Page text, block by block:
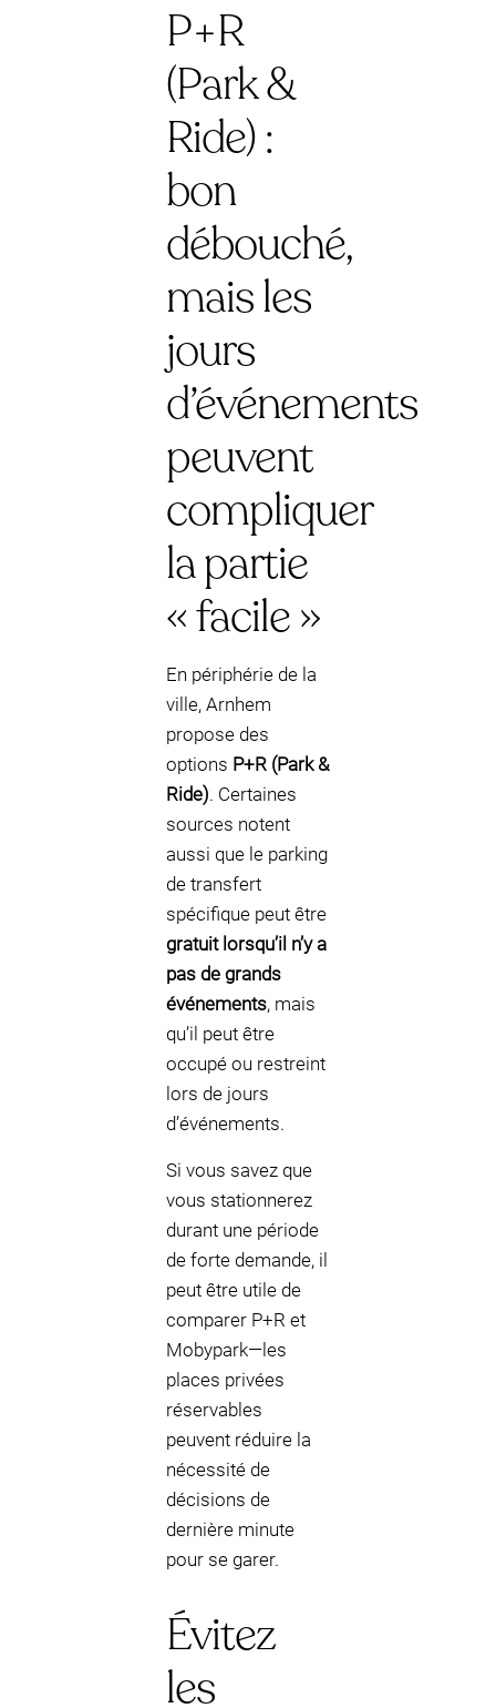
P+R
(Park &
Ride) :
bon
débouché,
mais les
jours
d’événements
peuvent
compliquer
la partie
« facile »
En périphérie de la
ville, Arnhem
propose des
options P+R (Park &
Ride). Certaines
sources notent
aussi que le parking
de transfert
spécifique peut être
gratuit lorsqu’il n’y a
pas de grands
événements, mais
qu’il peut être
occupé ou restreint
lors de jours
d’événements.
Si vous savez que
vous stationnerez
durant une période
de forte demande, il
peut être utile de
comparer P+R et
Mobypark—les
places privées
réservables
peuvent réduire la
nécessité de
décisions de
dernière minute
pour se garer.
Évitez
les